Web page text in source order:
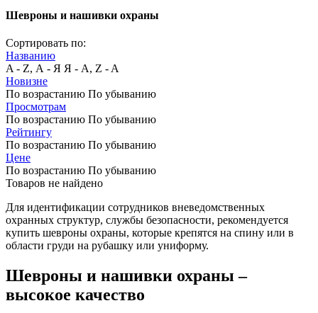
Шевроны и нашивки охраны
Сортировать по:
Названию
A - Z, А - Я Я - А, Z - A
Новизне
По возрастанию По убыванию
Просмотрам
По возрастанию По убыванию
Рейтингу
По возрастанию По убыванию
Цене
По возрастанию По убыванию
Товаров не найдено
Для идентификации сотрудников вневедомственных
охранных структур, службы безопасности, рекомендуется
купить шевроны охраны, которые крепятся на спину или в
области груди на рубашку или униформу.
Шевроны и нашивки охраны –
высокое качество